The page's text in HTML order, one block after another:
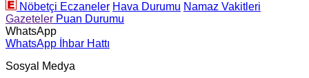
Nöbetçi Eczaneler Hava Durumu Namaz Vakitleri
Gazeteler Puan Durumu
WhatsApp
WhatsApp İhbar Hattı
Sosyal Medya